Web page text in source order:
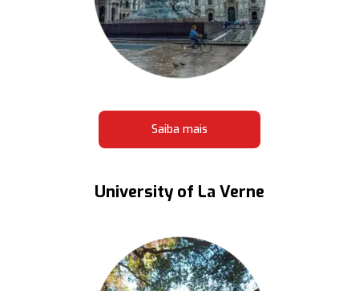
Saiba mais
University of La Verne